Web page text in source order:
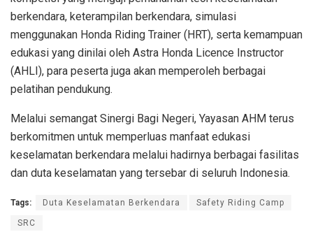
berkendara, keterampilan berkendara, simulasi
menggunakan Honda Riding Trainer (HRT), serta kemampuan
edukasi yang dinilai oleh Astra Honda Licence Instructor
(AHLI), para peserta juga akan memperoleh berbagai
pelatihan pendukung.
Melalui semangat Sinergi Bagi Negeri, Yayasan AHM terus
berkomitmen untuk memperluas manfaat edukasi
keselamatan berkendara melalui hadirnya berbagai fasilitas
dan duta keselamatan yang tersebar di seluruh Indonesia.
Tags: Duta Keselamatan Berkendara Safety Riding Camp
SRC